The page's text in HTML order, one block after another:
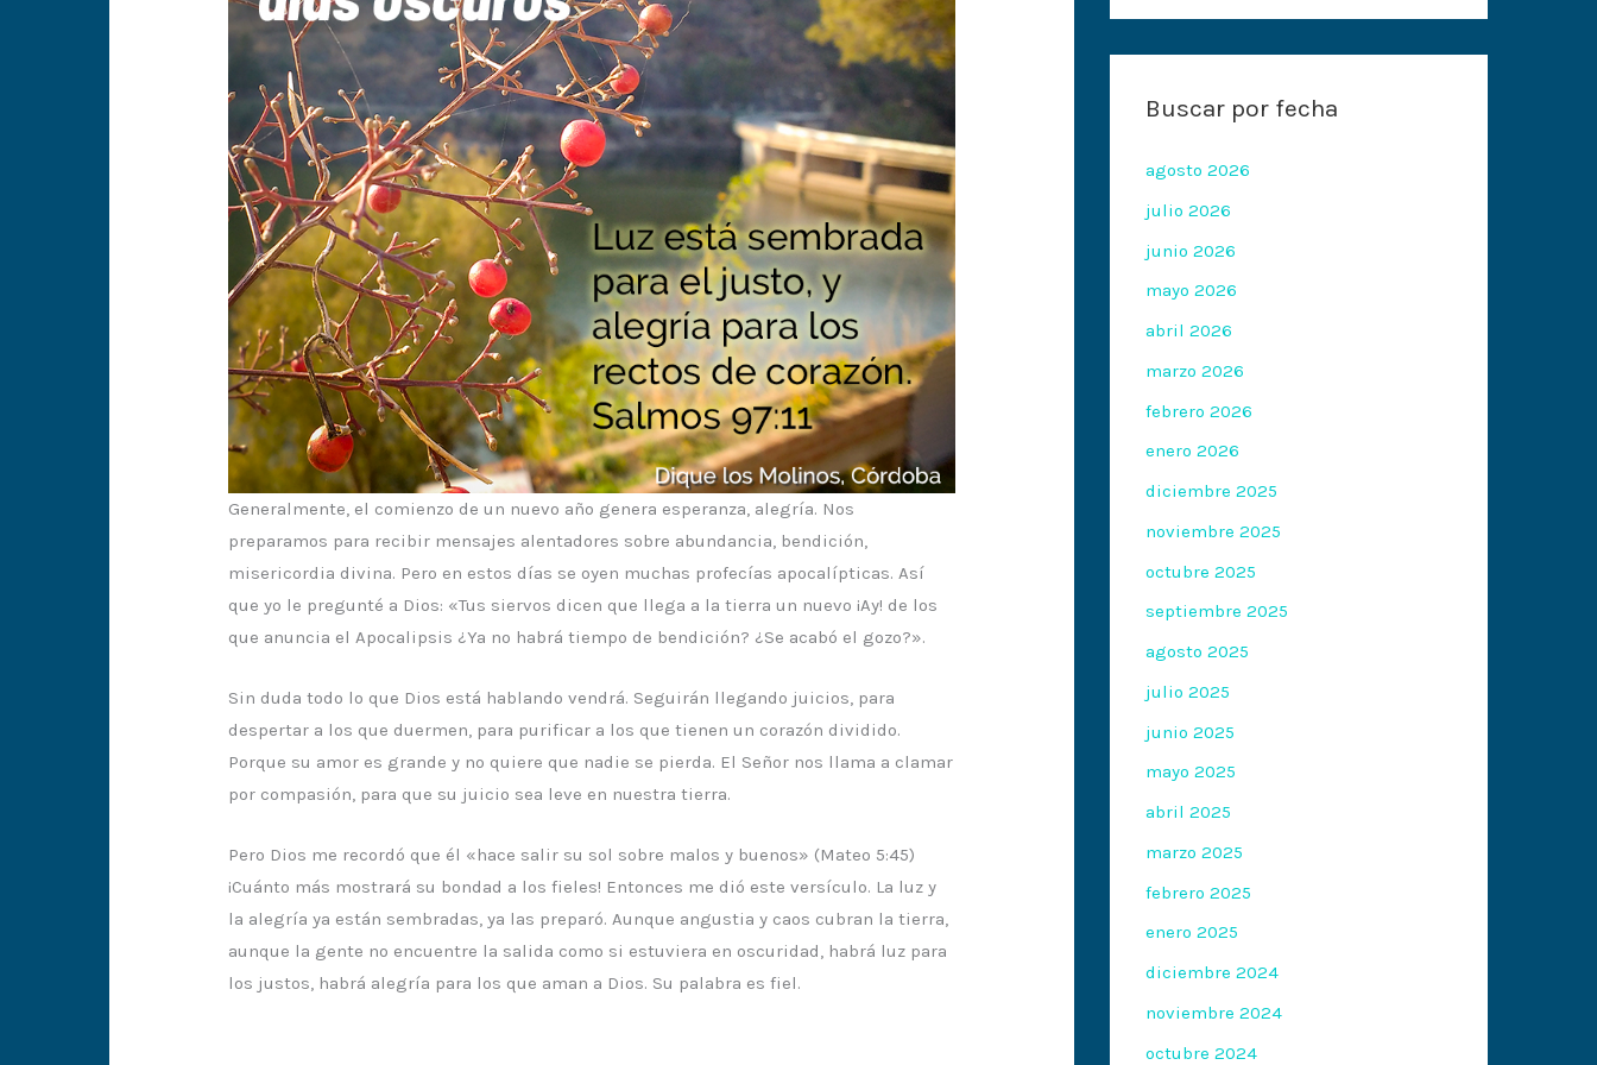
Generalmente, el comienzo de un nuevo año genera esperanza, alegría. Nos
preparamos para recibir mensajes alentadores sobre abundancia, bendición,
misericordia divina. Pero en estos días se oyen muchas profecías apocalípticas. Así
que yo le pregunté a Dios: «Tus siervos dicen que llega a la tierra un nuevo ¡Ay! de los
que anuncia el Apocalipsis ¿Ya no habrá tiempo de bendición? ¿Se acabó el gozo?».
Sin duda todo lo que Dios está hablando vendrá. Seguirán llegando juicios, para
despertar a los que duermen, para purificar a los que tienen un corazón dividido.
Porque su amor es grande y no quiere que nadie se pierda. El Señor nos llama a clamar
por compasión, para que su juicio sea leve en nuestra tierra.
Pero Dios me recordó que él «hace salir su sol sobre malos y buenos» (Mateo 5:45)
¡Cuánto más mostrará su bondad a los fieles! Entonces me dió este versículo. La luz y
la alegría ya están sembradas, ya las preparó. Aunque angustia y caos cubran la tierra,
aunque la gente no encuentre la salida como si estuviera en oscuridad, habrá luz para
los justos, habrá alegría para los que aman a Dios. Su palabra es fiel.
Buscar por fecha
agosto 2026
julio 2026
junio 2026
mayo 2026
abril 2026
marzo 2026
febrero 2026
enero 2026
diciembre 2025
noviembre 2025
octubre 2025
septiembre 2025
agosto 2025
julio 2025
junio 2025
mayo 2025
abril 2025
marzo 2025
febrero 2025
enero 2025
diciembre 2024
noviembre 2024
octubre 2024